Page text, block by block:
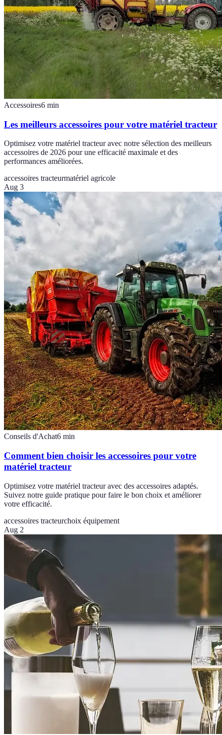
Accessoires6 min
Les meilleurs accessoires pour votre matériel tracteur
Optimisez votre matériel tracteur avec notre sélection des meilleurs
accessoires de 2026 pour une efficacité maximale et des
performances améliorées.
accessoires tracteurmatériel agricole
Aug 3
Conseils d'Achat6 min
Comment bien choisir les accessoires pour votre
matériel tracteur
Optimisez votre matériel tracteur avec des accessoires adaptés.
Suivez notre guide pratique pour faire le bon choix et améliorer
votre efficacité.
accessoires tracteurchoix équipement
Aug 2